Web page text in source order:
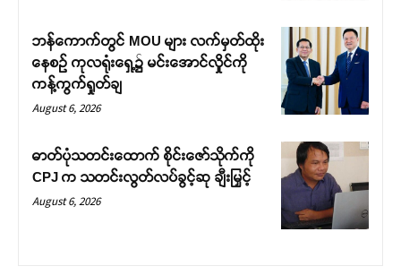
ဘန်ကောက်တွင် MOU များ လက်မှတ်ထိုး
နေစဉ် ကုလရုံးရှေ့၌ မင်းအောင်လှိုင်ကို
ကန့်ကွက်ရှုတ်ချ
August 6, 2026
ဓာတ်ပုံသတင်းထောက် စိုင်းဇော်သိုက်ကို
CPJ က သတင်းလွတ်လပ်ခွင့်ဆု ချီးမြှင့်
August 6, 2026